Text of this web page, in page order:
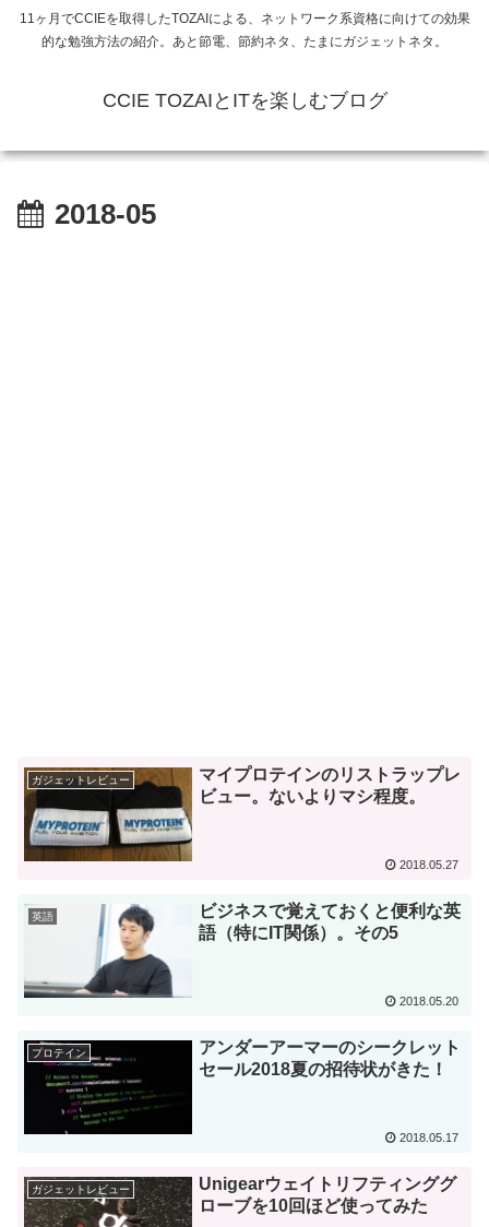
11ヶ月でCCIEを取得したTOZAIによる、ネットワーク系資格に向けての効果
的な勉強方法の紹介。あと節電、節約ネタ、たまにガジェットネタ。
CCIE TOZAIとITを楽しむブログ
2018-05
ガジェットレビュー
マイプロテインのリストラップレ
ビュー。ないよりマシ程度。
2018.05.27
英語
ビジネスで覚えておくと便利な英
語（特にIT関係）。その5
2018.05.20
プロテイン
アンダーアーマーのシークレット
セール2018夏の招待状がきた！
2018.05.17
ガジェットレビュー
Unigearウェイトリフティンググ
ローブを10回ほど使ってみた